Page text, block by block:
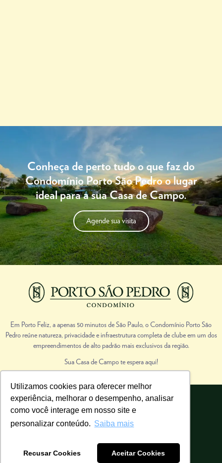
Utilizamos cookies para oferecer melhor
experiência, melhorar o desempenho, analisar
como você interage em nosso site e
personalizar conteúdo. Saiba mais
Recusar Cookies Aceitar Cookies
Conheça de perto tudo o que faz do
Condomínio Porto São Pedro o lugar
ideal para a sua Casa de Campo.
Agende sua visita
Em Porto Feliz, a apenas 50 minutos de São Paulo, o Condomínio Porto São
Pedro reúne natureza, privacidade e infraestrutura completa de clube em um dos
empreendimentos de alto padrão mais exclusivos da região.
Sua Casa de Campo te espera aqui!
Porto São Pedro | Todos os direitos reservados.